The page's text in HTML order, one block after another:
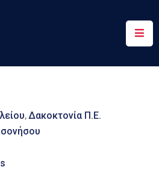
‚Δακοκτονία Π.Ε.